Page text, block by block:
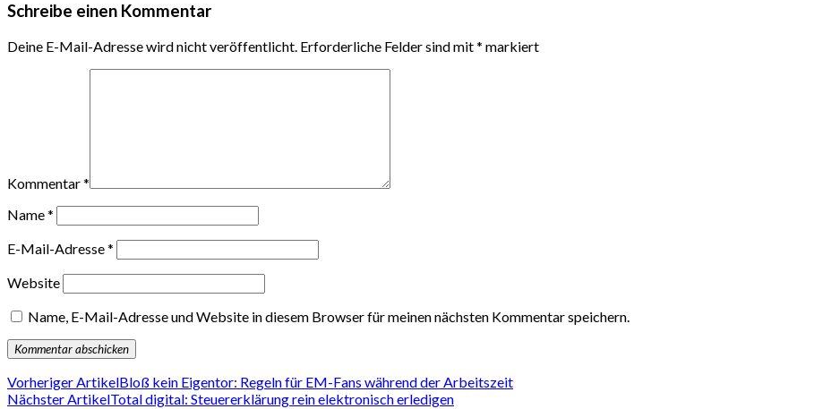
Schreibe einen Kommentar
Deine E-Mail-Adresse wird nicht veröffentlicht. Erforderliche Felder sind mit* markiert
Kommentar*
Name*
E-Mail-Adresse*
Website
Name, E-Mail-Adresse und Website in diesem Browser für meinen nächsten Kommentar speichern.
Vorheriger ArtikelBloß kein Eigentor: Regeln für EM-Fans während der Arbeitszeit
Nächster ArtikelTotal digital: Steuererklärung rein elektronisch erledigen